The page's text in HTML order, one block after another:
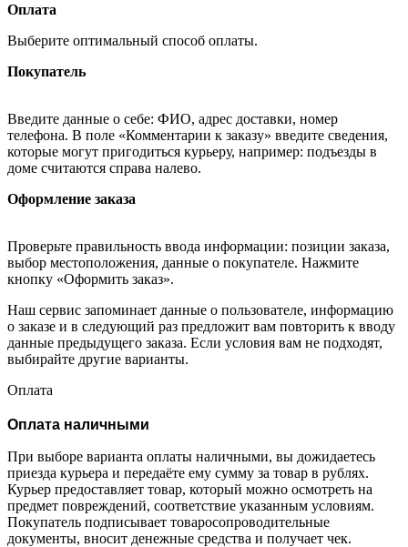
Оплата
Выберите оптимальный способ оплаты.
Покупатель
Введите данные о себе: ФИО, адрес доставки, номер
телефона. В поле «Комментарии к заказу» введите сведения,
которые могут пригодиться курьеру, например: подъезды в
доме считаются справа налево.
Оформление заказа
Проверьте правильность ввода информации: позиции заказа,
выбор местоположения, данные о покупателе. Нажмите
кнопку «Оформить заказ».
Наш сервис запоминает данные о пользователе, информацию
о заказе и в следующий раз предложит вам повторить к вводу
данные предыдущего заказа. Если условия вам не подходят,
выбирайте другие варианты.
Оплата
Оплата наличными
При выборе варианта оплаты наличными, вы дожидаетесь
приезда курьера и передаёте ему сумму за товар в рублях.
Курьер предоставляет товар, который можно осмотреть на
предмет повреждений, соответствие указанным условиям.
Покупатель подписывает товаросопроводительные
документы, вносит денежные средства и получает чек.